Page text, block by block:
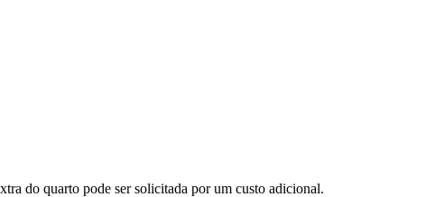
do quarto pode ser solicitada por um custo adicional.